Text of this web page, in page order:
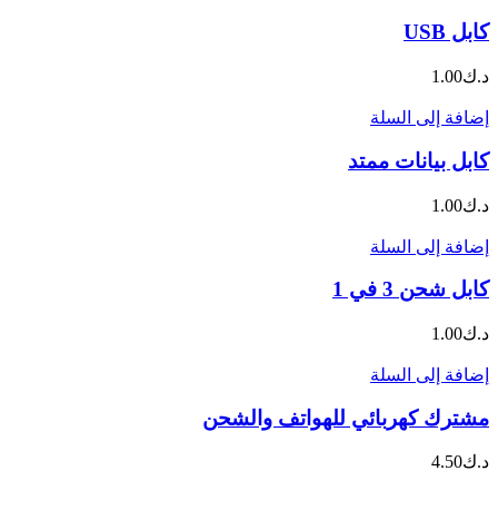
كابل USB
د.ك1.00
إضافة إلى السلة
كابل بيانات ممتد
د.ك1.00
إضافة إلى السلة
كابل شحن 3 في 1
د.ك1.00
إضافة إلى السلة
مشترك كهربائي للهواتف والشحن
د.ك4.50